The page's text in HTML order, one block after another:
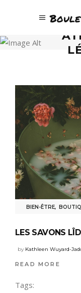
BIEN-ÊTRE,
LES SAVONS
by Kathleen Wuyard-
READ MORE
Tags: